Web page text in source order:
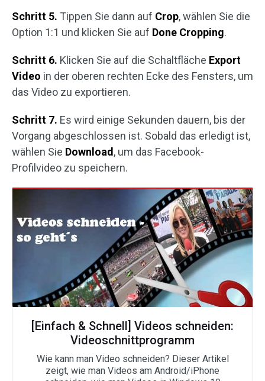
Schritt 5. Tippen Sie dann auf Crop, wählen Sie die
Option 1:1 und klicken Sie auf Done Cropping.
Schritt 6. Klicken Sie auf die Schaltfläche Export
Video in der oberen rechten Ecke des Fensters, um
das Video zu exportieren.
Schritt 7. Es wird einige Sekunden dauern, bis der
Vorgang abgeschlossen ist. Sobald das erledigt ist,
wählen Sie Download , um das Facebook-
Profilvideo zu speichern.
[Einfach & Schnell] Videos schneiden:
Videoschnittprogramm
Wie kann man Video schneiden? Dieser Artikel
zeigt, wie man Videos am Android/iPhone